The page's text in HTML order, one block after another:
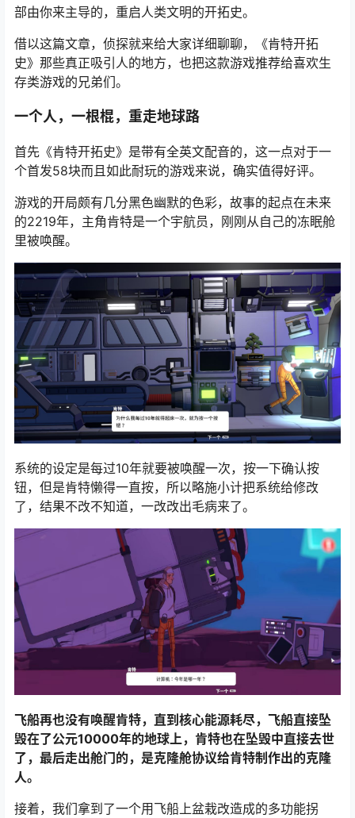
部由你来主导的，重启人类文明的开拓史。
借以这篇文章，侦探就来给大家详细聊聊，《肯特开拓
史》那些真正吸引人的地方，也把这款游戏推荐给喜欢生
存类游戏的兄弟们。
一个人，一根棍，重走地球路
首先《肯特开拓史》是带有全英文配音的，这一点对于一
个首发58块而且如此耐玩的游戏来说，确实值得好评。
游戏的开局颇有几分黑色幽默的色彩，故事的起点在未来
的2219年，主角肯特是一个宇航员，刚刚从自己的冻眠舱
里被唤醒。
系统的设定是每过10年就要被唤醒一次，按一下确认按
钮，但是肯特懒得一直按，所以略施小计把系统给修改
了，结果不改不知道，一改改出毛病来了。
飞船再也没有唤醒肯特，直到核心能源耗尽，飞船直接坠
毁在了公元10000年的地球上，肯特也在坠毁中直接去世
了，最后走出舱门的，是克隆舱协议给肯特制作出的克隆
人。
接着，我们拿到了一个用飞船上盆栽改造成的多功能拐